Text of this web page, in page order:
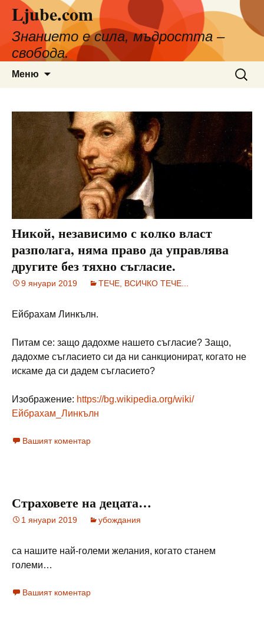
съдържанието
Ljube.com
Знанието е сила, мъдростта –
свобода.
Меню
за:
Никой, независимо с колко власт
разполага, няма право да управлява
другите без тяхно съгласие.
9 януари 2019 ТЕЧЕ, ВСИЧКО ТЕЧЕ...
Ейбрахам Линкълн.
Питам се: защо дадохме нашето съгласие? Защо,
дадохме съгласието си да ни санкционират, когато не
искаме да си дадем съгласието?
Изображение: https://bg.wikipedia.org/wiki/
Ейбрахам_Линкълн
Вашият коментар
Страховете на децата…
1 януари 2019 убождания
са нашите най-големи желания, когато станем
големи…
Вашият коментар